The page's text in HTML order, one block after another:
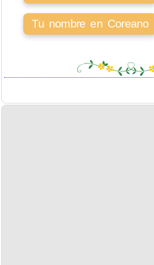
Tu nombre en Coreano